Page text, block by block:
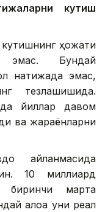
кутиш
ҳожати
эмас. Бундай
натижада эмас,
тезлашишида.
йиллар давом
ва жараёнларни
айланмасида
10 миллиард
биринчи марта
алоқа уни реал